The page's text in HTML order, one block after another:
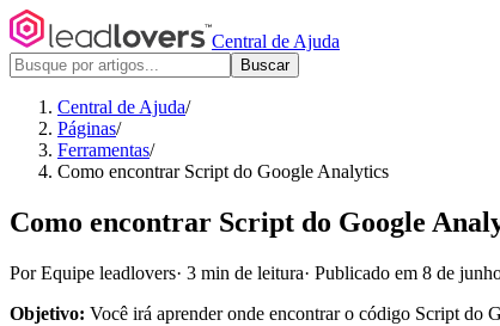
Central de Ajuda
Buscar
Central de Ajuda/
Páginas/
Ferramentas/
Como encontrar Script do Google Analytics
Como encontrar Script do Google
Por Equipe leadlovers· 3 min de leitura· Publicado em 8 de
Objetivo: Você irá aprender onde encontrar o código Script do